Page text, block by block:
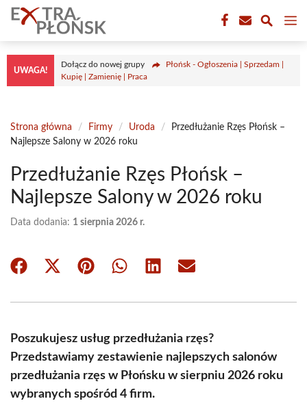
Przejdź
treści
UWAGA!
Dołącz do nowej grupy
Płońsk - Ogłoszenia | Sprzedam |
Kupię | Zamienię | Praca
Strona główna / Firmy / Uroda /
Przedłużanie Rzęs Płońsk –
Najlepsze Salony w 2026 roku
Przedłużanie Rzęs Płońsk –
Najlepsze Salony w 2026 roku
Data dodania: 1 sierpnia 2026 r.
Share
Share
(Twitter)
Share Share Share Share
Poszukujesz usług przedłużania rzęs?
Przedstawiamy zestawienie najlepszych salonów
przedłużania rzęs w Płońsku w sierpniu 2026 roku
wybranych spośród 4 firm.